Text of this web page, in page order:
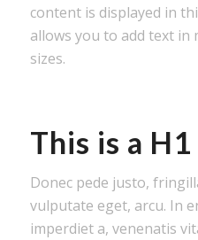
content is displayed in
allows you to add text in
sizes.
This is a
Donec pede justo,
vulputate eget, arcu. In
imperdiet a, venenatis